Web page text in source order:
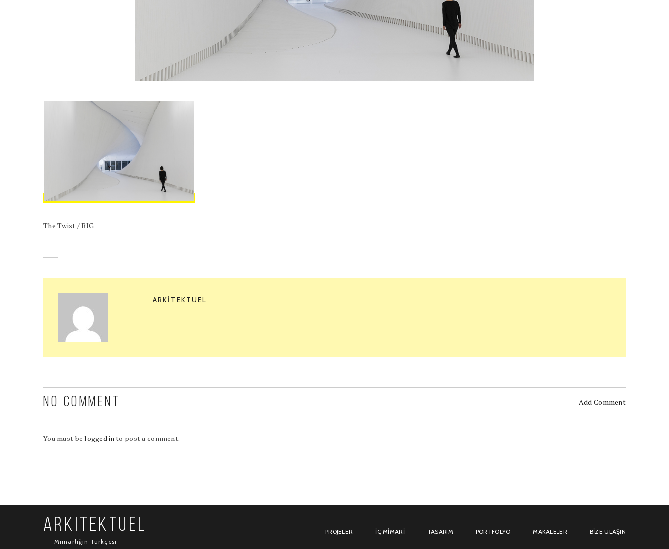
The Twist / BIG
ARKITEKTUEL
NO COMMENT Add Comment
You must belogged into post a comment.
ARKITEKTUEL
Mimarlığın Türkçesi
PROJELER İÇ MIMARI TASARIM PORTFOLYO MAKALELER BIZE ULAŞIN